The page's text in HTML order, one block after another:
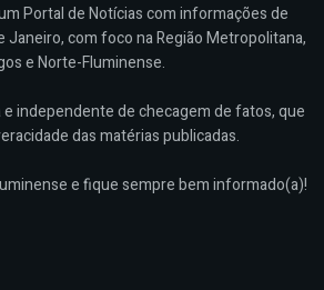
Portal de Notícias com informações de
Janeiro, com foco na Região Metropolitana,
e Norte-Fluminense.
independente de checagem de fatos, que
das matérias publicadas.
e fique sempre bem informado(a)!